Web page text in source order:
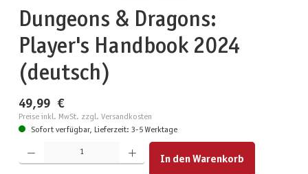
Dungeons & Dragons:
Player's Handbook 2024
(deutsch)
49,99 €
Preise inkl. MwSt. zzgl. Versandkosten
Sofort verfügbar, Lieferzeit: 3-5 Werktage
Produkt Anzahl: Gib den gewünschten Wert ein oder benutze die Schaltflächen um die Anzahl zu
In den Warenkorb